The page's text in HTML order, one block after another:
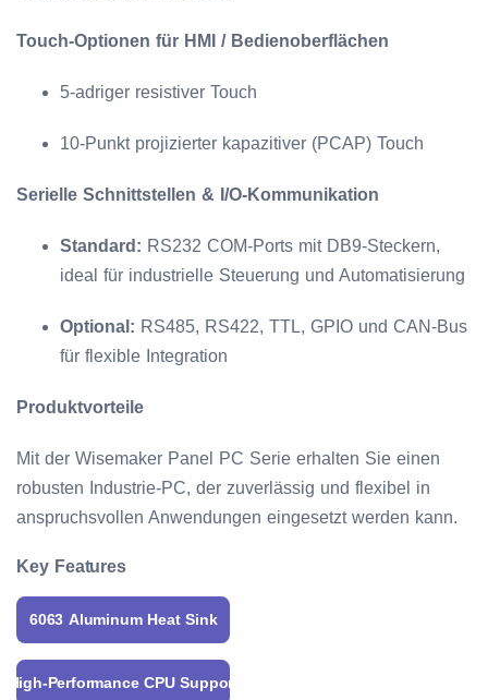
Touch-Optionen für HMI / Bedienoberflächen
5-adriger resistiver Touch
10-Punkt projizierter kapazitiver (PCAP) Touch
Serielle Schnittstellen & I/O-Kommunikation
Standard: RS232 COM-Ports mit DB9-Steckern,
ideal für industrielle Steuerung und Automatisierung
Optional: RS485, RS422, TTL, GPIO und CAN-Bus
für flexible Integration
Produktvorteile
Mit der Wisemaker Panel PC Serie erhalten Sie einen
robusten Industrie-PC, der zuverlässig und flexibel in
anspruchsvollen Anwendungen eingesetzt werden kann.
Key Features
6063 Aluminum Heat Sink
High-Performance CPU Support